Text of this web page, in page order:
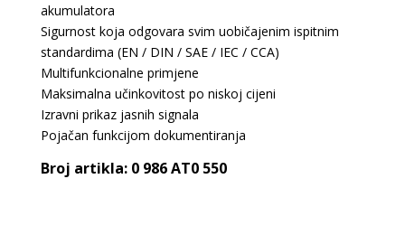
akumulatora
Sigurnost koja odgovara svim uobičajenim ispitnim
standardima (EN / DIN / SAE / IEC / CCA)
Multifunkcionalne primjene
Maksimalna učinkovitost po niskoj cijeni
Izravni prikaz jasnih signala
Pojačan funkcijom dokumentiranja
Broj artikla: 0 986 AT0 550